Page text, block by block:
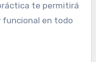
te permitirá
funcional en todo